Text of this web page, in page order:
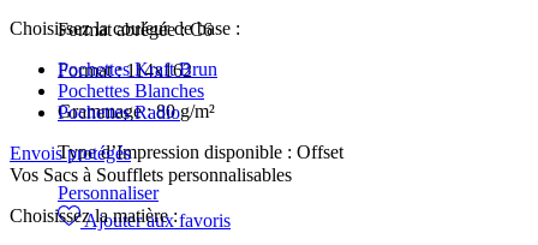
Choisissez la couleur de base :
Pochettes Kraft Brun
Pochettes Blanches
Pochettes Radio
Envois protégés
Vos Sacs à Soufflets personnalisables
Choisissez la matière :
Format abrégée :C6
Format : 114x162
Grammage :80 g/m²
Type d’Impression disponible : Offset
Personnaliser
Ajouter aux favoris